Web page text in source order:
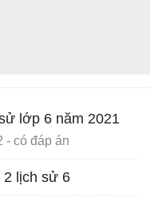
lớp 6 năm 2021
- có đáp án
2 lịch sử 6